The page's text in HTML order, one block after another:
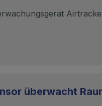
überwacht